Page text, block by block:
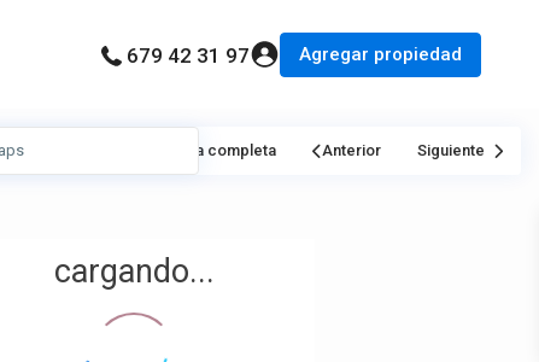
679 42 31 97 Agregar propiedad
cargando...
Mi Ubicación Pantalla completa Anterior Siguiente